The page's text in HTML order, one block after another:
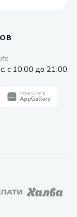
с 10:00 до 21:00